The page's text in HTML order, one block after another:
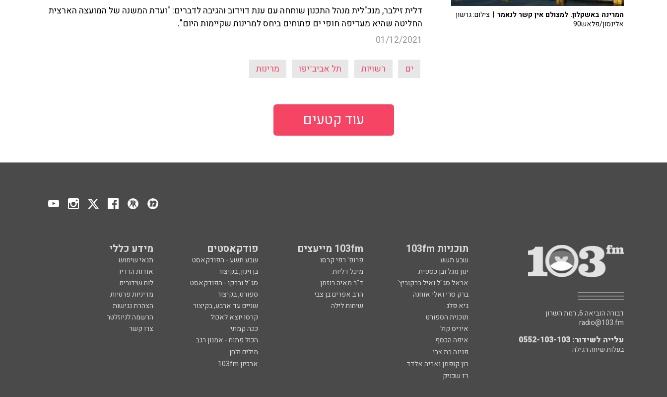
דלית זילבר, מנכ"לית מנהל התכנון שוחחה עם ענת דוידוב והגיבה לדברים: "ועדת המשנה של המועצה הארצית
החליטה שהיא מעדיפה חופי ים פתוחים ביחס למרינות שקיימות היום".
01/12/2021
ים רשויות תל אביב־יפו מרינות
המרינה באשקלון. למצולם אין קשר לנאמר | צילום: גרשון
אלינסון/פלאש90
עוד קטעים
תוכניות 103fm 103fm מייעצים פודקאסטים מידע כללי
שבע תשע פרופ' רפי קרסו שבע תשע - הפודקאסט
תנאי שימוש
ינון מגל ובן כספית
מיכל דליות בן וינון, בקיצור
אודות הרדיו
אראל סג"ל ואיל ברקוביץ'
ד"ר מאיה רוזמן סג"ל וברקו - הפודקאסט
לוח שידורים
ברק סרי ואלי אוחנה
הרב אפרים בן צבי ספורט, בקיצור
מדיניות פרטיות
גיא פלג
שיחות לילה שניים עד ארבע, בקיצור
הצהרת נגישות
תוכנית הספורט
קרסו יוצא לאכול
הרשמה לניוזלטר
איריס קול
ככה קמתי
צרו קשר
איפה הכסף
הכול פתוח - אמנון רגב
פנינה בת צבי
מילים ולחן
רון קופמן ואריה אלדד
ארכיון 103fm
רז שכניק
דבורה הנביאה 6, רמת השרון
radio@103.fm
עלייה לשידור: 0552-103-103
בעלות שיחה רגילה